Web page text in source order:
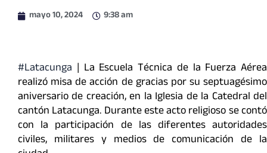
mayo 10, 2024 9:38 am
#Latacunga | La Escuela Técnica de la Fuerza Aérea
realizó misa de acción de gracias por su septuagésimo
aniversario de creación, en la Iglesia de la Catedral del
cantón Latacunga. Durante este acto religioso se contó
con la participación de las diferentes autoridades
civiles, militares y medios de comunicación de la